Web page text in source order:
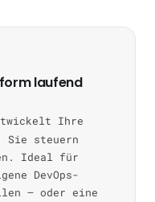
laufend
Ihre
steuern
Ideal für
DevOps-
— oder eine